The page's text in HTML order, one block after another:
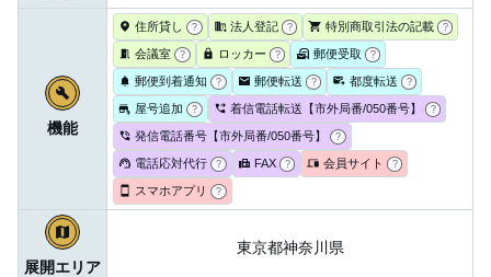
機能
住所貸し ? 法人登記 ? 特別商取引法の記載 ?
会議室 ? ロッカー ? 郵便受取 ?
郵便到着通知 ? 郵便転送 ? 都度転送 ?
屋号追加 ? 着信電話転送【市外局番/050番号】 ?
発信電話番号【市外局番/050番号】 ?
電話応対代行 ? FAX ? 会員サイト ?
スマホアプリ ?
展開エリア
東京都神奈川県